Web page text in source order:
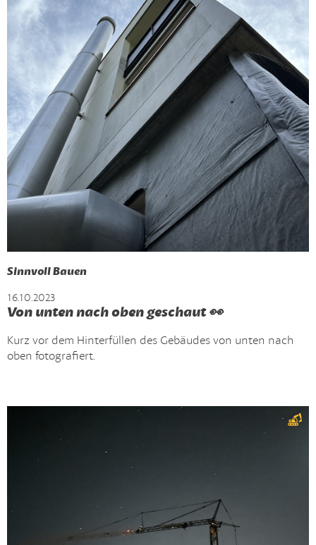
Sinnvoll Bauen
16.10.2023
Von unten nach oben geschaut 👀
Kurz vor dem Hinterfüllen des Gebäudes von unten nach
oben fotografiert.